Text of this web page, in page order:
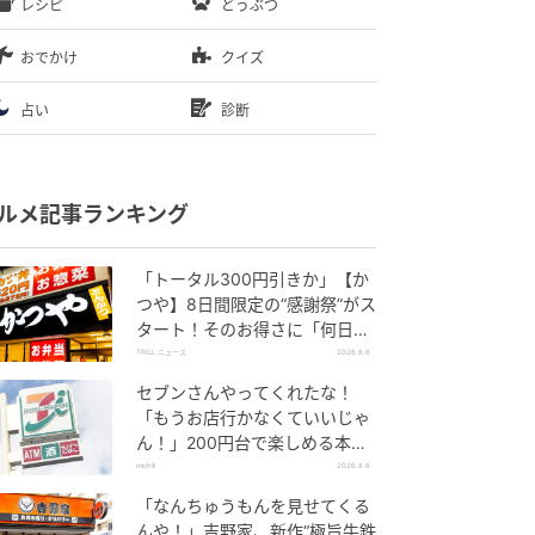
レシピ どうぶつ
おでかけ クイズ
占い 診断
メ記事ランキング
「トータル300円引きか」【か
つや】8日間限定の“感謝祭”がス
タート！そのお得さに「何日連
続で通えるかなぁ」「激ア
TRILL ニュース 2026.8.6
セブンさんやってくれたな！
「もうお店行かなくていいじゃ
ん！」200円台で楽しめる本格
グルメ
michill 2026.8.6
「なんちゅうもんを見せてくる
んや！」吉野家、新作“極旨牛鉄